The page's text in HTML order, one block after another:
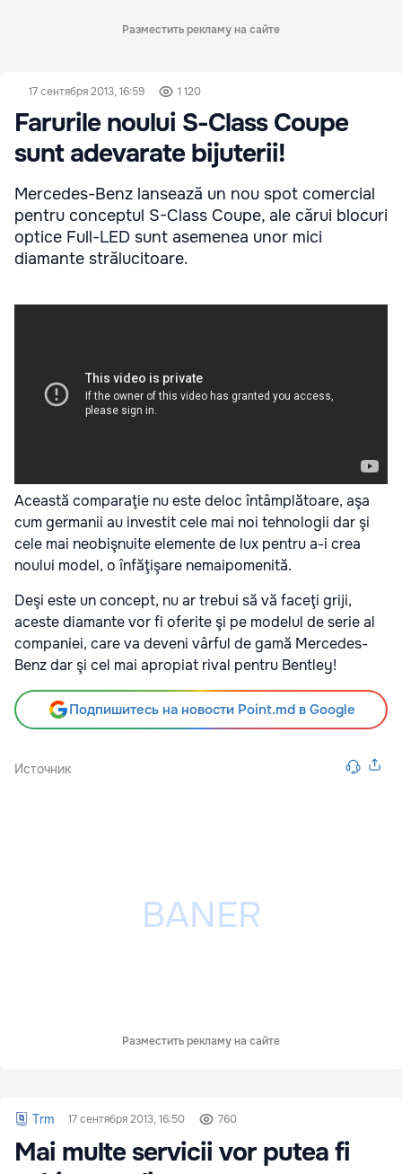
Разместить рекламу на сайте
17 сентября 2013, 16:59 1 120
Farurile noului S-Class Coupe
sunt adevarate bijuterii!
Mercedes-Benz lansează un nou spot comercial
pentru conceptul S-Class Coupe, ale cărui blocuri
optice Full-LED sunt asemenea unor mici
diamante strălucitoare.
Această comparaţie nu este deloc întâmplătoare, aşa
cum germanii au investit cele mai noi tehnologii dar şi
cele mai neobişnuite elemente de lux pentru a-i crea
noului model, o înfăţişare nemaipomenită.
Deşi este un concept, nu ar trebui să vă faceţi griji,
aceste diamante vor fi oferite şi pe modelul de serie al
companiei, care va deveni vârful de gamă Mercedes-
Benz dar şi cel mai apropiat rival pentru Bentley!
Подпишитесь на новости Point.md в Google
Источник
Разместить рекламу на сайте
Trm 17 сентября 2013, 16:50 760
Mai multe servicii vor putea fi